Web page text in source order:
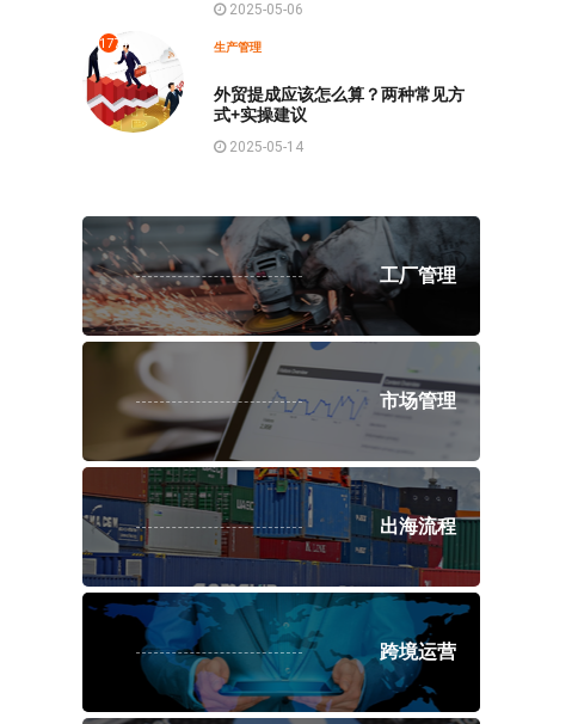
2025-05-06
1774 生产管理
外贸提成应该怎么算？两种常见方
式+实操建议
2025-05-14
工厂管理
市场管理
出海流程
跨境运营